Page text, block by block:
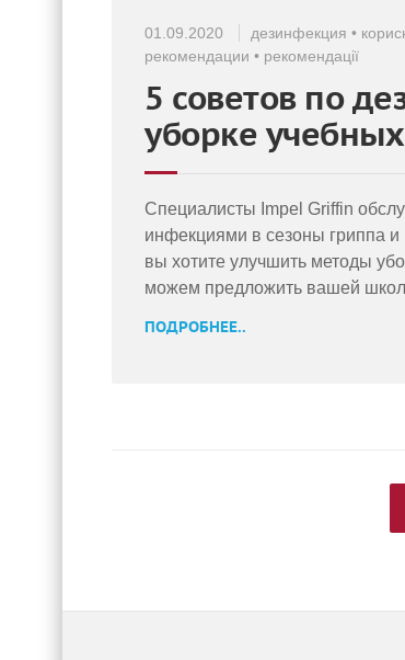
01.09.2020 дезинфекция •
рекомендации • рекомендації
5 советов по
уборке
Специалисты Impel Griffin
инфекциями в сезоны гриппа
вы хотите улучшить методы
можем предложить вашей
ПОДРОБНЕЕ..